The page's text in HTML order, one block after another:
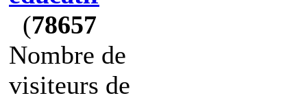
(78657
Nombre de
visiteurs de